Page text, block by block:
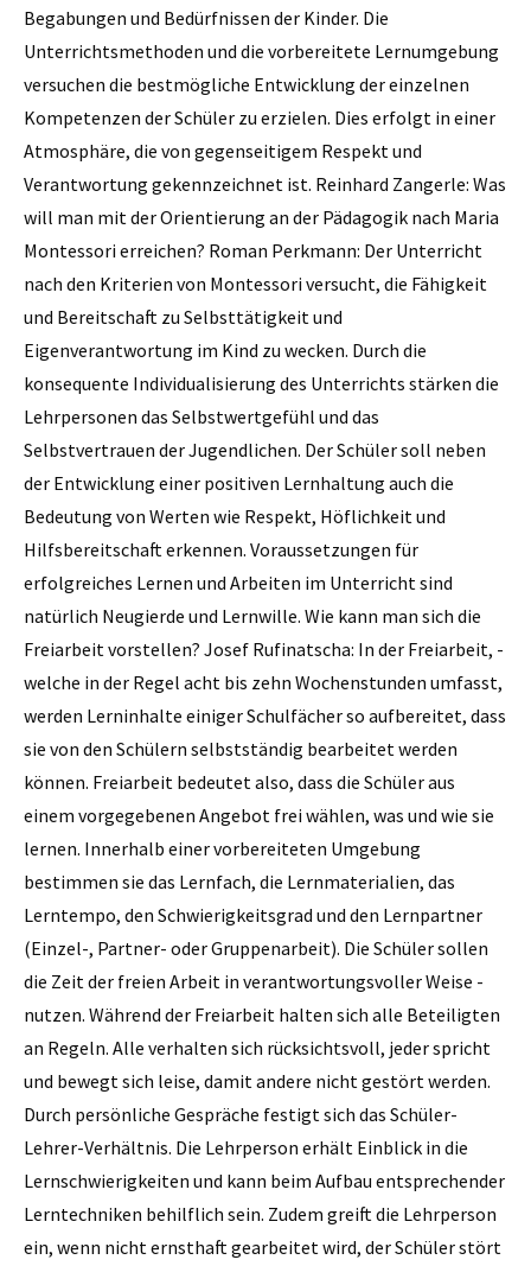
Begabungen und Bedürfnissen der Kinder. Die
Unterrichtsmethoden und die vorbereitete Lernumgebung
versuchen die bestmögliche Entwicklung der einzelnen
Kompetenzen der Schüler zu erzielen. Dies erfolgt in einer
Atmosphäre, die von gegenseitigem Respekt und
Verantwortung gekennzeichnet ist. Reinhard Zangerle: Was
will man mit der Orientierung an der Pädagogik nach Maria
Montessori erreichen? Roman Perkmann: Der Unterricht
nach den Kriterien von Montessori versucht, die Fähigkeit
und Bereitschaft zu Selbst­tätigkeit und
Eigenverantwortung im Kind zu wecken. Durch die
konsequente Individualisierung des Unterrichts stärken die
Lehrpersonen das Selbstwertgefühl und das
Selbstvertrauen der Jugendlichen. Der Schüler soll neben
der Entwicklung einer positiven Lernhaltung auch die
Bedeutung von Werten wie Respekt, Höflichkeit und
Hilfsbereitschaft erkennen. Voraus­setzungen für
erfolgreiches Lernen und Arbeiten im Unterricht sind
natürlich Neugierde und Lernwille. Wie kann man sich die
Freiarbeit vor­stellen? Josef Rufinatscha: In der Freiarbeit, ­
welche in der Regel acht bis zehn Wochenstunden umfasst,
werden Lerninhalte einiger Schulfächer so aufbereitet, dass
sie von den Schülern selbstständig bearbeitet werden
können. Freiarbeit bedeutet also, dass die Schüler aus
einem vorgegebenen Angebot frei wählen, was und wie sie
lernen. Innerhalb einer vorbereiteten Umgebung
bestimmen sie das Lernfach, die Lernmaterialien, das
Lerntempo, den Schwierigkeitsgrad und den Lernpartner
(Einzel-, Partner- oder Gruppenarbeit). Die Schüler sollen
die Zeit der freien Arbeit in verantwortungsvoller Weise ­
nutzen. Während der Freiarbeit halten sich alle Beteiligten
an Regeln. Alle verhalten sich rücksichtsvoll, jeder spricht
und bewegt sich leise, damit andere nicht gestört werden.
Durch persönliche Gespräche festigt sich das Schüler-
Lehrer-Verhältnis. Die Lehrperson erhält Einblick in die
Lernschwierigkeiten und kann beim Aufbau entsprechender
Lerntechniken behilflich sein. Zudem greift die Lehrperson
ein, wenn nicht ernsthaft gearbeitet wird, der Schüler stört